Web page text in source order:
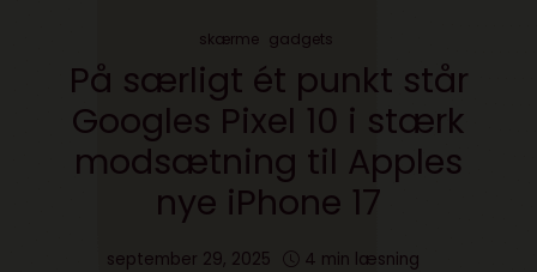
skærme gadgets
På særligt ét punkt står
Googles Pixel 10 i stærk
modsætning til Apples
nye iPhone 17
september 29, 2025 4 min læsning